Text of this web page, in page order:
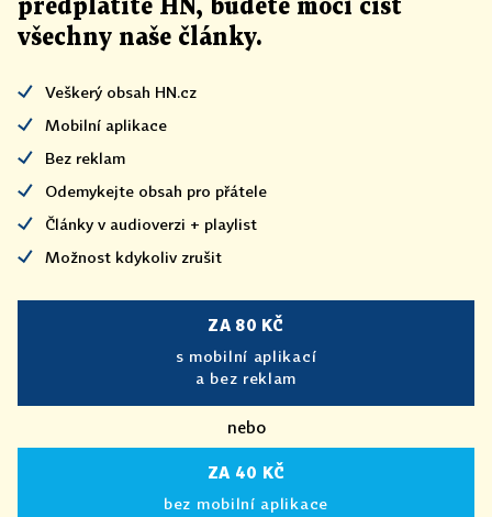
předplatíte HN, budete moci číst
všechny naše články.
Veškerý obsah HN.cz
Mobilní aplikace
Bez reklam
Odemykejte obsah pro přátele
Články v audioverzi + playlist
Možnost kdykoliv zrušit
ZA 80 KČ
s mobilní aplikací
a bez reklam
nebo
ZA 40 KČ
bez mobilní aplikace